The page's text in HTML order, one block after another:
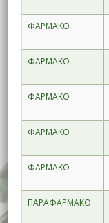
ΦΑΡΜΑΚΟ
ΦΑΡΜΑΚΟ
ΦΑΡΜΑΚΟ
ΦΑΡΜΑΚΟ
ΦΑΡΜΑΚΟ
ΠΑΡΑΦΑΡΜΑΚΟ